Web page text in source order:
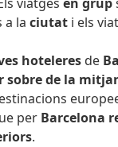
a laciutat i els
hoteleres de
sobre de la
per Barcelona
.